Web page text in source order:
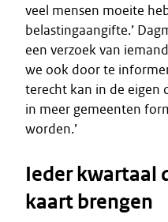
veel mensen moeite
belastingaangifte.’
een verzoek van
we ook door te
terecht kan in de eigen
in meer gemeenten
worden.’
Ieder kwartaal
kaart brengen